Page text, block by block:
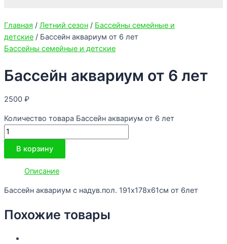
Главная / Летний сезон / Бассейны семейные и
детские / Бассейн аквариум от 6 лет
Бассейны семейные и детские
Бассейн аквариум от 6 лет
2500 ₽
Количество товара Бассейн аквариум от 6 лет
В корзину
Описание
Бассейн аквариум с надув.пол. 191х178х61см от 6лет
Похожие товары